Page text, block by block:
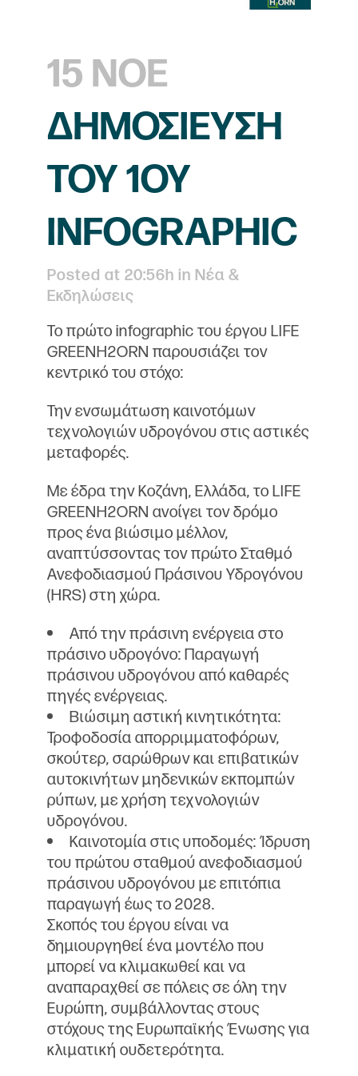
15 ΝΟΈ
ΔΗΜΟΣΊΕΥΣΗ
ΤΟΥ 1ΟΥ
INFOGRAPHIC
Posted at 20:56h in Νέα &
Εκδηλώσεις
Το πρώτο infographic του έργου LIFE
GREENH2ORN παρουσιάζει τον
κεντρικό του στόχο:
Την ενσωμάτωση καινοτόμων
τεχνολογιών υδρογόνου στις αστικές
μεταφορές.
Με έδρα την Κοζάνη, Ελλάδα, το LIFE
GREENH2ORN ανοίγει τον δρόμο
προς ένα βιώσιμο μέλλον,
αναπτύσσοντας τον πρώτο Σταθμό
Ανεφοδιασμού Πράσινου Υδρογόνου
(HRS) στη χώρα.
Από την πράσινη ενέργεια στο
πράσινο υδρογόνο: Παραγωγή
πράσινου υδρογόνου από καθαρές
πηγές ενέργειας.
Βιώσιμη αστική κινητικότητα:
Τροφοδοσία απορριμματοφόρων,
σκούτερ, σαρώθρων και επιβατικών
αυτοκινήτων μηδενικών εκπομπών
ρύπων, με χρήση τεχνολογιών
υδρογόνου.
Καινοτομία στις υποδομές: Ίδρυση
του πρώτου σταθμού ανεφοδιασμού
πράσινου υδρογόνου με επιτόπια
παραγωγή έως το 2028.
Σκοπός του έργου είναι να
δημιουργηθεί ένα μοντέλο που
μπορεί να κλιμακωθεί και να
αναπαραχθεί σε πόλεις σε όλη την
Ευρώπη, συμβάλλοντας στους
στόχους της Ευρωπαϊκής Ένωσης για
κλιματική ουδετερότητα.